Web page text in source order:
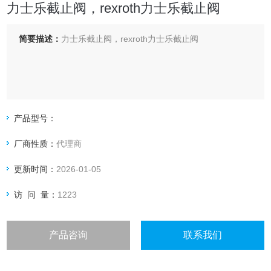
力士乐截止阀，rexroth力士乐截止阀
简要描述： 力士乐截止阀，rexroth力士乐截止阀
产品型号：
厂商性质：代理商
更新时间： 2026-01-05
访 问 量： 1223
产品咨询 联系我们